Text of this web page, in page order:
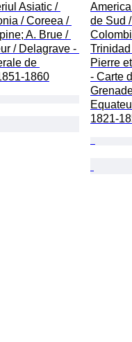
Asiatic /
/ Coreea /
A. Brue /
/ Delagrave -
de
1860
de Sud
Pierre
- Carte
1821-